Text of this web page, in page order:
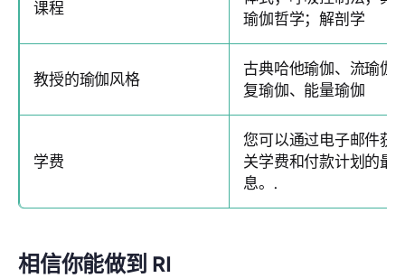
课程
瑜伽哲学；解剖学
教授的瑜伽风格
古典哈他瑜伽、流瑜伽
复瑜伽、能量瑜伽
学费
您可以通过电子邮件获
关学费和付款计划的最
息。.
相信你能做到 RI